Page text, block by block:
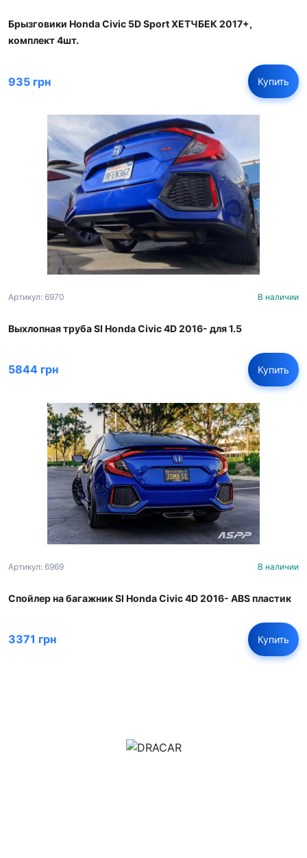
Брызговики Honda Civic 5D Sport ХЕТЧБЕК 2017+,
комплект 4шт.
935 грн Купить
Артикул: 6970 В наличии
Выхлопная труба SI Honda Civic 4D 2016- для 1.5
5844 грн Купить
Артикул: 6969 В наличии
Спойлер на багажник SI Honda Civic 4D 2016- ABS пластик
3371 грн Купить